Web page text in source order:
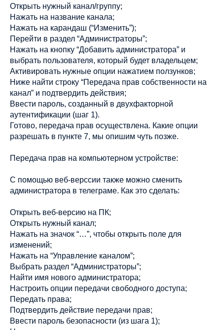
Открыть нужный канал/группу;
Нажать на название канала;
Нажать на карандаш (“Изменить”);
Перейти в раздел “Администраторы”;
Нажать на кнопку “Добавить администратора” и
выбрать пользователя, который будет владельцем;
Активировать нужные опции нажатием ползунков;
Ниже найти строку “Передача прав собственности на
канал” и подтвердить действия;
Ввести пароль, созданный в двухфакторной
аутентификации (шаг 1).
Готово, передача прав осуществлена. Какие опции
разрешать в пункте 7, мы опишим чуть позже.
Передача прав на компьютерном устройстве:
С помощью веб-верссии также можно сменить
администратора в телеграме. Как это сделать:
Открыть веб-версию на ПК;
Открыть нужный канал;
Нажать на значок “…”, чтобы открыть поле для
изменений;
Нажать на “Управление каналом”;
Выбрать раздел “Администраторы”;
Найти имя нового администратора;
Настроить опции передачи свободного доступа;
Передать права;
Подтвердить действие передачи прав;
Ввести пароль безопасности (из шага 1);